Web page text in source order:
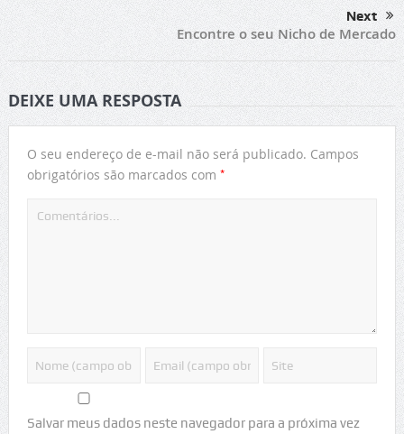
Next
Encontre o seu Nicho de Mercado
DEIXE UMA RESPOSTA
O seu endereço de e-mail não será publicado. Campos
obrigatórios são marcados com *
Salvar meus dados neste navegador para a próxima vez